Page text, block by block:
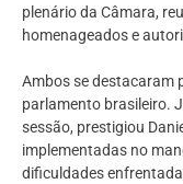
plenário da Câmara,
homenageados e
Ambos se destacaram
parlamento brasileiro.
sessão, prestigiou
implementadas no
dificuldades